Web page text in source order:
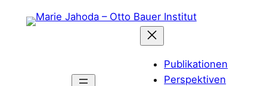
Inhalt
Publikationen
Perspektiven